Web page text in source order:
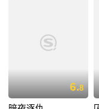
6.8